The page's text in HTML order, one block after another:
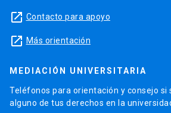
launch Contacto para apoyo
launch Más orientación
MEDIACIÓN UNIVERSITARIA
Teléfonos para orientación y consejo si
alguno de tus derechos en la